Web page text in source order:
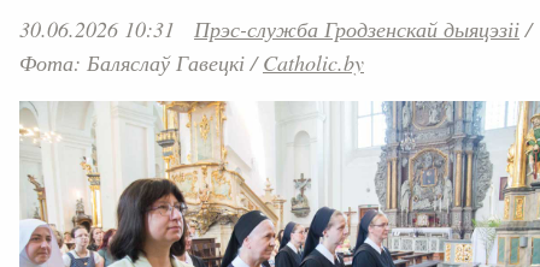
30.06.2026 10:31 Прэс-служба Гродзенскай дыяцэзіі/
Фота: Баляслаў Гавецкі/Catholic.by